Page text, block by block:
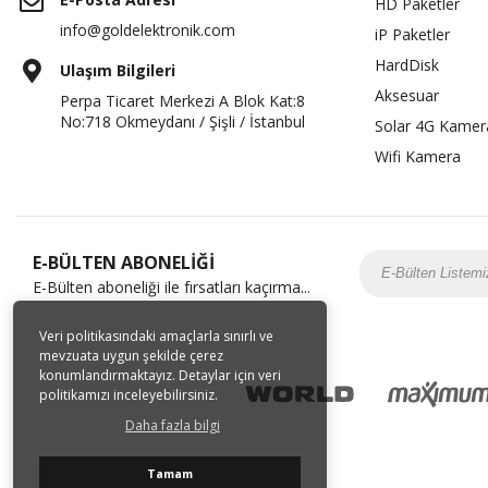
Veri politikasındaki amaçlarla sınırlı ve
mevzuata uygun şekilde çerez
konumlandırmaktayız. Detaylar için veri
politikamızı inceleyebilirsiniz.
Daha fazla bilgi
Tamam
info@goldelektronik.com
Ulaşım Bilgileri
Perpa Ticaret Merkezi A Blok Kat:8
No:718 Okmeydanı / Şişli / İstanbul
iP Paketler
HardDisk
Aksesuar
Solar 4G
Wifi Kamera
E-BÜLTEN ABONELİĞİ
E-Bülten aboneliği ile fırsatları kaçırma...